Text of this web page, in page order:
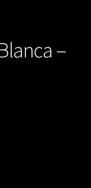
Loi informatique et
des
–